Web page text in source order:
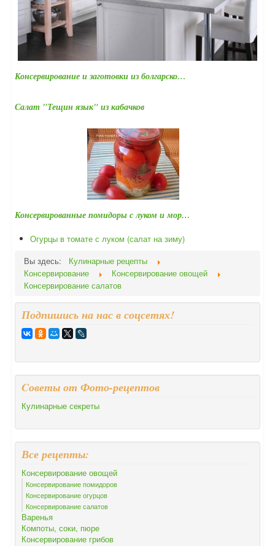
Консервирование и заготовки из болгарско…
Салат "Тещин язык" из кабачков
Консервированные помидоры с луком и мор…
Огурцы в томате с луком (салат на зиму)
Вы здесь:
Кулинарные рецепты
Консервирование
Консервирование овощей
Консервирование салатов
Подпишись на нас в соцсетях!
Cоветы от Фото-рецептов
Кулинарные секреты
Все рецепты:
Консервирование овощей
Консервирование помидоров
Консервирование огурцов
Консервирование салатов
Варенья
Компоты, соки, пюре
Консервирование грибов